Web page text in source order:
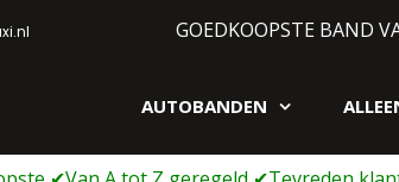
GOEDKOOPSTE BAND
AUTOBANDEN